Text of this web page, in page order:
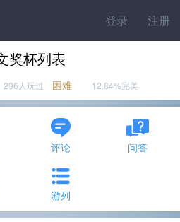
登录 注册
奖杯列表
人玩过 困难 12.84%完美
评论 问答
游列